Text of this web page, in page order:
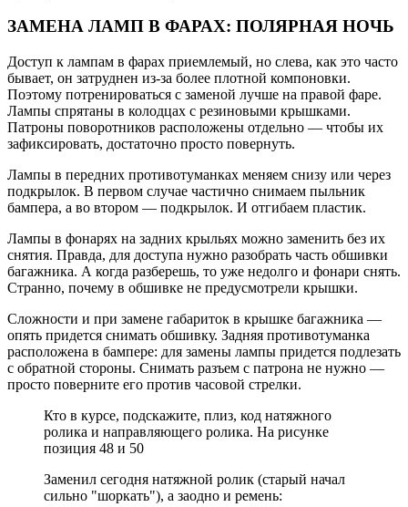
ЗАМЕНА ЛАМП В ФАРАХ: ПОЛЯРНАЯ НОЧЬ
Доступ к лампам в фарах приемлемый, но слева, как это часто
бывает, он затруднен из-за более плотной компоновки.
Поэтому потренироваться с заменой лучше на правой фаре.
Лампы спрятаны в колодцах с резиновыми крышками.
Патроны поворотников расположены отдельно — чтобы их
зафиксировать, достаточно просто повернуть.
Лампы в передних противотуманках меняем снизу или через
подкрылок. В первом случае частично снимаем пыльник
бампера, а во втором — подкрылок. И отгибаем пластик.
Лампы в фонарях на задних крыльях можно заменить без их
снятия. Правда, для доступа нужно разобрать часть обшивки
багажника. А когда разберешь, то уже недолго и фонари снять.
Странно, почему в обшивке не предусмотрели крышки.
Сложности и при замене габариток в крышке багажника —
опять придется снимать обшивку. Задняя противотуманка
расположена в бампере: для замены лампы придется подлезать
с обратной стороны. Снимать разъем с патрона не нужно —
просто поверните его против часовой стрелки.
Кто в курсе, подскажите, плиз, код натяжного
ролика и направляющего ролика. На рисунке
позиция 48 и 50
Заменил сегодня натяжной ролик (старый начал
сильно "шоркать"), а заодно и ремень: